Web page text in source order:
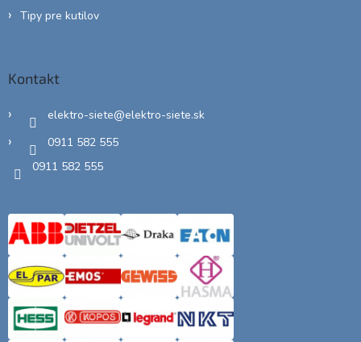
Tipy pre kutilov
Kontakt
elektro-siete@elektro-siete.sk
0911 582 555
0911 582 555